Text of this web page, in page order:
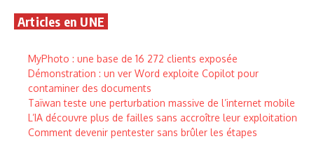
Articles en UNE
MyPhoto : une base de 16 272 clients exposée
Démonstration : un ver Word exploite Copilot pour
contaminer des documents
Taïwan teste une perturbation massive de l’internet mobile
L’IA découvre plus de failles sans accroître leur exploitation
Comment devenir pentester sans brûler les étapes